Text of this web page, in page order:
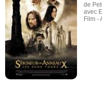
de
avec
Film -